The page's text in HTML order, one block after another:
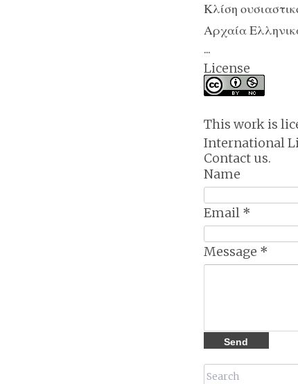
Κλίση
Αρχαία
...
License
This work is
International
Contact us.
Name
Email *
Message *
Search